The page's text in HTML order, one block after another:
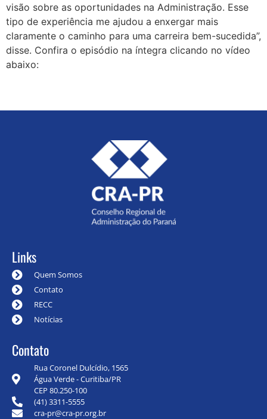
visão sobre as oportunidades na Administração. Esse
tipo de experiência me ajudou a enxergar mais
claramente o caminho para uma carreira bem-sucedida”,
disse. Confira o episódio na íntegra clicando no vídeo
abaixo:
Links
Quem Somos
Contato
RECC
Notícias
Contato
Rua Coronel Dulcídio, 1565
Água Verde - Curitiba/PR
CEP 80.250-100
(41) 3311-5555
cra-pr@cra-pr.org.br